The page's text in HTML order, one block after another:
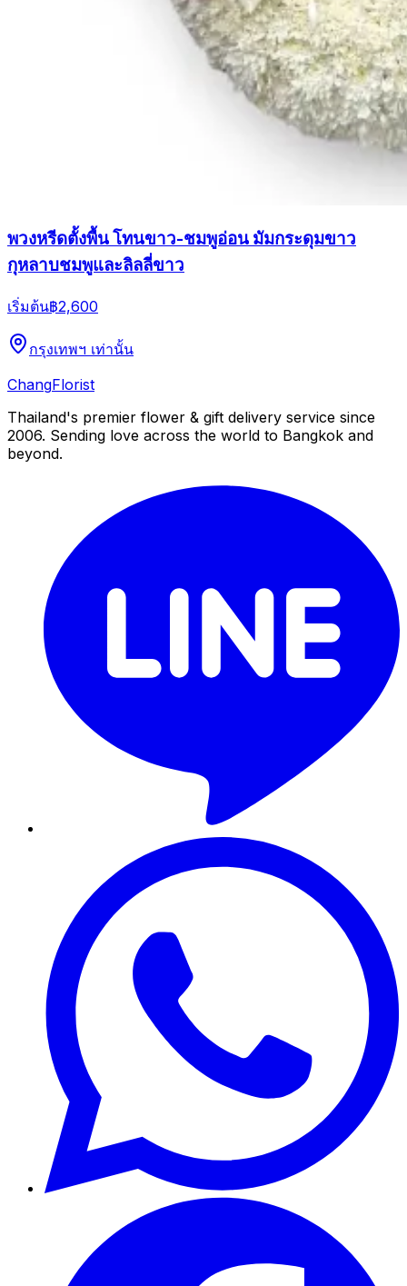
พวงหรีดตั้งพื้น โทนขาว-ชมพูอ่อน มัมกระดุมขาว
กุหลาบชมพูและลิลลี่ขาว
เริ่มต้น฿2,600
กรุงเทพฯ เท่านั้น
ChangFlorist
Thailand's premier flower & gift delivery service since
2006. Sending love across the world to Bangkok and
beyond.